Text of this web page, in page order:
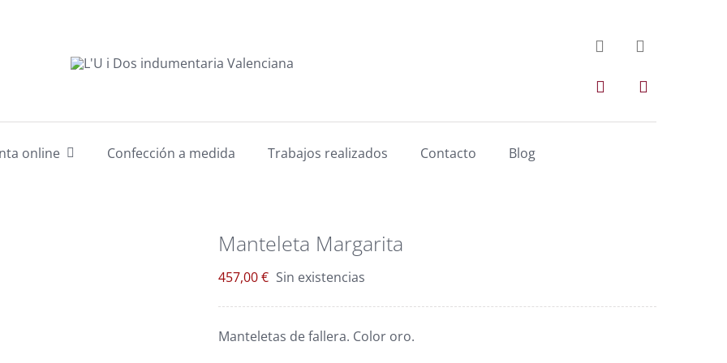
online Confección a medida Trabajos realizados Contacto Blog
Manteleta Margarita
457,00€ Sin existencias
Manteletas de fallera. Color oro.